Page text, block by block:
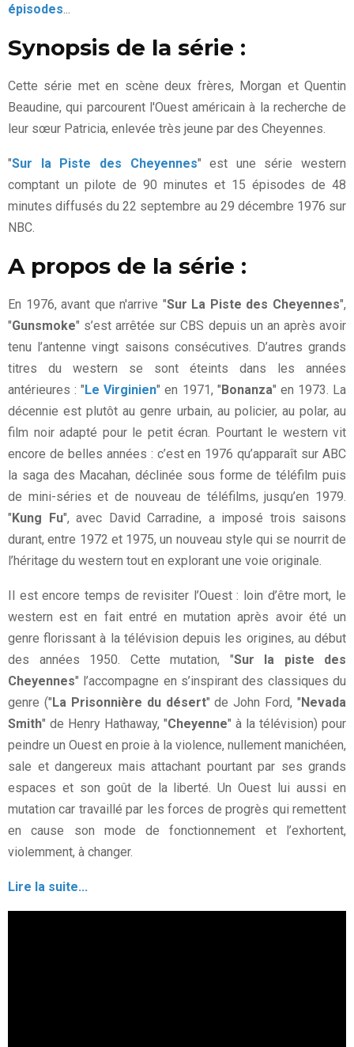
épisodes
Synopsis de la série :
Cette série met en scène deux frères, Morgan et Quentin
Beaudine, qui parcourent l'Ouest américain à la recherche de
leur sœur Patricia, enlevée très jeune par des Cheyennes.
"Sur la Piste des Cheyennes" est une série western
comptant un pilote de 90 minutes et 15 épisodes de 48
minutes diffusés du 22 septembre au 29 décembre 1976 sur
NBC.
A propos de la série :
En 1976, avant que n'arrive "Sur La Piste des Cheyennes",
"Gunsmoke" s’est arrêtée sur CBS depuis un an après avoir
tenu l’antenne vingt saisons consécutives. D’autres grands
titres du western se sont éteints dans les années
antérieures : "Le Virginien" en 1971, "Bonanza" en 1973. La
décennie est plutôt au genre urbain, au policier, au polar, au
film noir adapté pour le petit écran. Pourtant le western vit
encore de belles années : c’est en 1976 qu’apparaît sur ABC
la saga des Macahan, déclinée sous forme de téléfilm puis
de mini-séries et de nouveau de téléfilms, jusqu’en 1979.
"Kung Fu", avec David Carradine, a imposé trois saisons
durant, entre 1972 et 1975, un nouveau style qui se nourrit de
l’héritage du western tout en explorant une voie originale.
Il est encore temps de revisiter l’Ouest : loin d’être mort, le
western est en fait entré en mutation après avoir été un
genre florissant à la télévision depuis les origines, au début
des années 1950. Cette mutation, "Sur la piste des
Cheyennes" l’accompagne en s’inspirant des classiques du
genre ("La Prisonnière du désert" de John Ford, "Nevada
Smith" de Henry Hathaway, "Cheyenne" à la télévision) pour
peindre un Ouest en proie à la violence, nullement manichéen,
sale et dangereux mais attachant pourtant par ses grands
espaces et son goût de la liberté. Un Ouest lui aussi en
mutation car travaillé par les forces de progrès qui remettent
en cause son mode de fonctionnement et l’exhortent,
violemment, à changer.
Lire la suite...